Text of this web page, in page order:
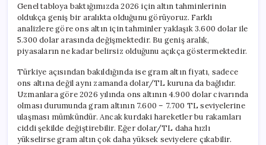
Genel tabloya baktığımızda 2026 için altın tahminlerinin
oldukça geniş bir aralıkta olduğunu görüyoruz. Farklı
analizlere göre ons altın için tahminler yaklaşık 3.600 dolar ile
5.300 dolar arasında değişmektedir. Bu geniş aralık,
piyasaların ne kadar belirsiz olduğunu açıkça göstermektedir.
Türkiye açısından bakıldığında ise gram altın fiyatı, sadece
ons altına değil aynı zamanda dolar/TL kuruna da bağlıdır.
Uzmanlara göre 2026 yılında ons altının 4.900 dolar civarında
olması durumunda gram altının 7.600 – 7.700 TL seviyelerine
ulaşması mümkündür. Ancak kurdaki hareketler bu rakamları
ciddi şekilde değiştirebilir. Eğer dolar/TL daha hızlı
yükselirse gram altın çok daha yüksek seviyelere çıkabilir.